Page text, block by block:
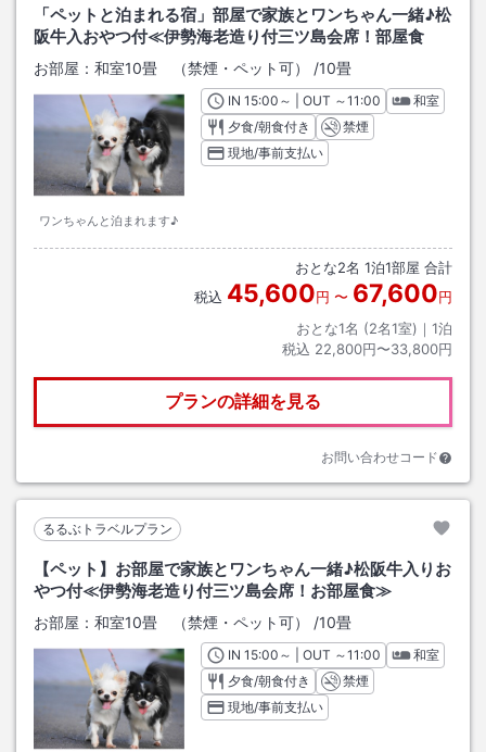
「ペットと泊まれる宿」部屋で家族とワンちゃん一緒♪松
阪牛入おやつ付≪伊勢海老造り付三ツ島会席！部屋食
お部屋： 和室10畳 （禁煙・ペット可） /10畳
ワンちゃんと泊まれます♪
INチェックイン
15:00 ～ | OUT チェックアウト
～11:00
和室
夕食/朝食付き
禁煙
現地/事前支払い
おとな2名 1泊1部屋 合計
税込 45,600円 〜 67,600円
おとな1名 (2名1室)｜ 1泊
税込 22,800円〜33,800円
プランの詳細を見る
お問い合わせコード
るるぶトラベルプラン
【ペット】お部屋で家族とワンちゃん一緒♪松阪牛入りお
やつ付≪伊勢海老造り付三ツ島会席！お部屋食≫
お部屋： 和室10畳 （禁煙・ペット可） /10畳
INチェックイン
15:00 ～ | OUT チェックアウト
～11:00
和室
夕食/朝食付き
禁煙
現地/事前支払い